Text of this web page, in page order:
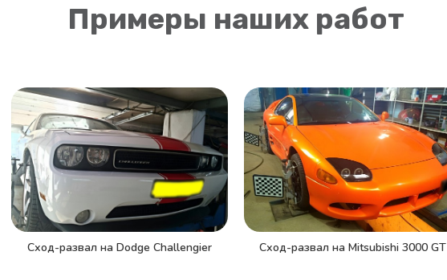
Примеры наших работ
Сход-развал на Dodge Challengier Сход-развал на Mitsubishi 3000 GT